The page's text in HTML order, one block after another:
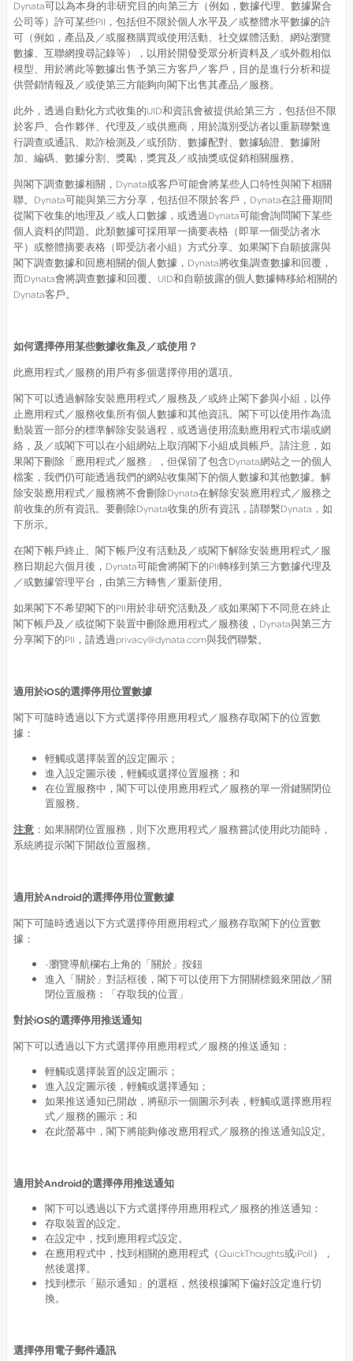
Dynata可以為本身的非研究目的向第三方（例如，數據代理、數據聚合
公司等）許可某些PII，包括但不限於個人水平及／或整體水平數據的許
可（例如，產品及／或服務購買或使用活動、社交媒體活動、網站瀏覽
數據、互聯網搜尋記錄等），以用於開發受眾分析資料及／或外觀相似
模型、用於將此等數據出售予第三方客戶／客戶，目的是進行分析和提
供營銷情報及／或使第三方能夠向閣下出售其產品／服務。
此外，透過自動化方式收集的UID和資訊會被提供給第三方，包括但不限
於客戶、合作夥伴、代理及／或供應商，用於識別受訪者以重新聯繫進
行調查或通訊、欺詐檢測及／或預防、數據配對、數據驗證、數據附
加、編碼、數據分割、獎勵，獎賞及／或抽獎或促銷相關服務。
與閣下調查數據相關，Dynata或客戶可能會將某些人口特性與閣下相關
聯。Dynata可能與第三方分享，包括但不限於客戶，Dynata在註冊期間
從閣下收集的地理及／或人口數據，或透過Dynata可能會詢問閣下某些
個人資料的問題。此類數據可採用單一摘要表格（即單一個受訪者水
平）或整體摘要表格（即受訪者小組）方式分享。如果閣下自願披露與
閣下調查數據和回應相關的個人數據，Dynata將收集調查數據和回覆，
而Dynata會將調查數據和回覆、UID和自願披露的個人數據轉移給相關的
Dynata客戶。
如何選擇停用某些數據收集及／或使用？
此應用程式／服務的用戶有多個選擇停用的選項。
閣下可以透過解除安裝應用程式／服務及／或終止閣下參與小組，以停
止應用程式／服務收集所有個人數據和其他資訊。閣下可以使用作為流
動裝置一部分的標準解除安裝過程，或透過使用流動應用程式市場或網
絡，及／或閣下可以在小組網站上取消閣下小組成員帳戶。請注意，如
果閣下刪除「應用程式／服務」，但保留了包含Dynata網站之一的個人
檔案，我們仍可能透過我們的網站收集閣下的個人數據和其他數據。解
除安裝應用程式／服務將不會刪除Dynata在解除安裝應用程式／服務之
前收集的所有資訊。要刪除Dynata收集的所有資訊，請聯繫Dynata，如
下所示。
在閣下帳戶終止、閣下帳戶沒有活動及／或閣下解除安裝應用程式／服
務日期起六個月後，Dynata可能會將閣下的PII轉移到第三方數據代理及
／或數據管理平台，由第三方轉售／重新使用。
如果閣下不希望閣下的PII用於非研究活動及／或如果閣下不同意在終止
閣下帳戶及／或從閣下裝置中刪除應用程式／服務後，Dynata與第三方
分享閣下的PII，請透過privacy@dynata.com與我們聯繫。
適用於iOS的選擇停用位置數據
閣下可隨時透過以下方式選擇停用應用程式／服務存取閣下的位置數
據：
輕觸或選擇裝置的設定圖示；
進入設定圖示後，輕觸或選擇位置服務；和
在位置服務中，閣下可以使用應用程式／服務的單一滑鍵關閉位
置服務。
注意 ：如果關閉位置服務，則下次應用程式／服務嘗試使用此功能時，
系統將提示閣下開啟位置服務。
適用於Android的選擇停用位置數據
閣下可隨時透過以下方式選擇停用應用程式／服務存取閣下的位置數
據：
-瀏覽導航欄右上角的「關於」按鈕
進入「關於」對話框後，閣下可以使用下方開關標籤來開啟／關
閉位置服務：「存取我的位置」
對於iOS的選擇停用推送通知
閣下可以透過以下方式選擇停用應用程式／服務的推送通知：
輕觸或選擇裝置的設定圖示；
進入設定圖示後，輕觸或選擇通知；
如果推送通知已開啟，將顯示一個圖示列表，輕觸或選擇應用程
式／服務的圖示；和
在此螢幕中，閣下將能夠修改應用程式／服務的推送通知設定。
適用於Android的選擇停用推送通知
閣下可以透過以下方式選擇停用應用程式／服務的推送通知：
存取裝置的設定。
在設定中，找到應用程式設定。
在應用程式中，找到相關的應用程式（QuickThoughts或iPoll），
然後選擇。
找到標示「顯示通知」的選框，然後根據閣下偏好設定進行切
換。
選擇停用電子郵件通訊